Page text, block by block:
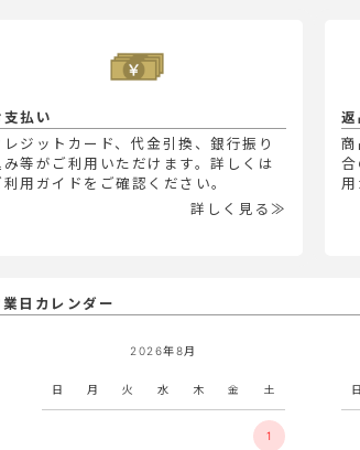
支払い
レジットカード、代金引換、銀行振り
み等がご利用いただけます。詳しくは
利用ガイドをご確認ください。
詳しく見る≫
返
商
合
業日カレンダー
2026年8月
日 月 火 水 木 金 土
1
日